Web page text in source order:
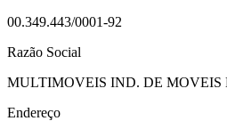
00.349.443/0001-92
Razão Social
MULTIMOVEIS IND. DE MOVEIS
Endereço